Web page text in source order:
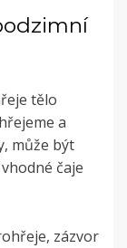
tělo
a
může být
čaje
zázvor